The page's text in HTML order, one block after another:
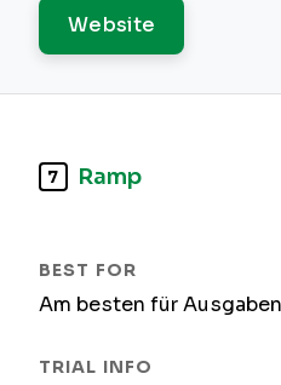
Website
7 Ramp
Am besten für